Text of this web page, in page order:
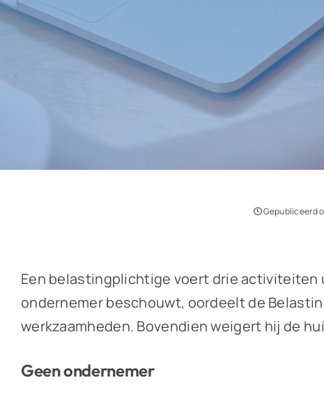
Gepubliceerd
Een belastingplichtige voert drie activiteiten
ondernemer beschouwt, oordeelt de
werkzaamheden. Bovendien weigert hij de
Geen ondernemer